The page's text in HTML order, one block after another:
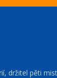
držitel pěti